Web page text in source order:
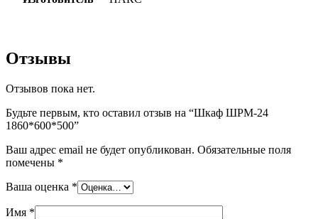
Отзывы
Отзывов пока нет.
Будьте первым, кто оставил отзыв на “Шкаф ШРМ-24
1860*600*500”
Ваш адрес email не будет опубликован. Обязательные поля
помечены *
Ваша оценка *
Имя *